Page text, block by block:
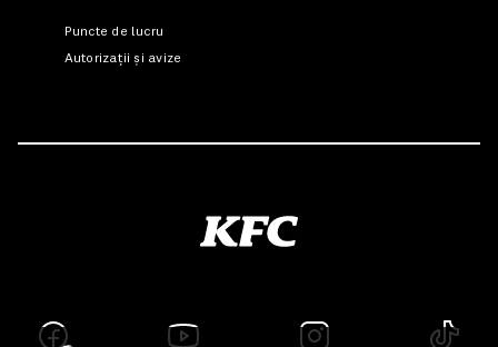
Puncte de lucru
Autorizații și avize